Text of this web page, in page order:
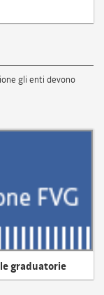
gli enti devono
graduatorie